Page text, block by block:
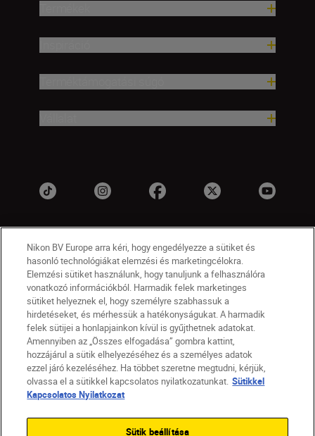
HU Nikon Sites
Lépjen kapcsolatba velünk
Adatvédelmi nyilatkozat
Jogi nyilatkozat
Nikon Store szerződési feltételek
Sütikkel kapcsolatos nyilatkozat
Akadálymentesség
Sütikre vonatkozó beállítások
© 2026 Nikon
Nikon BV Europe arra kéri, hogy engedélyezze a sütiket és
hasonló technológiákat elemzési és marketingcélokra.
Elemzési sütiket használunk, hogy tanuljunk a felhasználóra
vonatkozó információkból. Harmadik felek marketinges
sütiket helyeznek el, hogy személyre szabhassuk a
hirdetéseket, és mérhessük a hatékonyságukat. A harmadik
felek sütijei a honlapjainkon kívül is gyűjthetnek adatokat.
Amennyiben az „Összes elfogadása” gombra kattint,
hozzájárul a sütik elhelyezéséhez és a személyes adatok
ezzel járó kezeléséhez. Ha többet szeretne megtudni, kérjük,
olvassa el a sütikkel kapcsolatos nyilatkozatunkat. Sütikkel
Kapcsolatos Nyilatkozat
Sütik beállítása